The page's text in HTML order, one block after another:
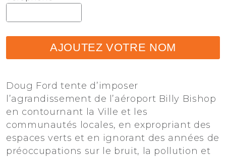
AJOUTEZ VOTRE NOM
Doug Ford tente d’imposer
l’agrandissement de l’aéroport Billy Bishop
en contournant la Ville et les
communautés locales, en expropriant des
espaces verts et en ignorant des années de
préoccupations sur le bruit, la pollution et